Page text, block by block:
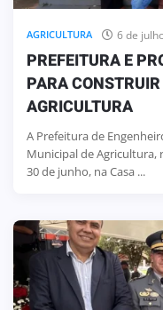
AGRICULTURA 6 de
PREFEITURA E
PARA
AGRICULTURA
A Prefeitura de
Municipal de Agricultura,
30 de junho, na Casa ...